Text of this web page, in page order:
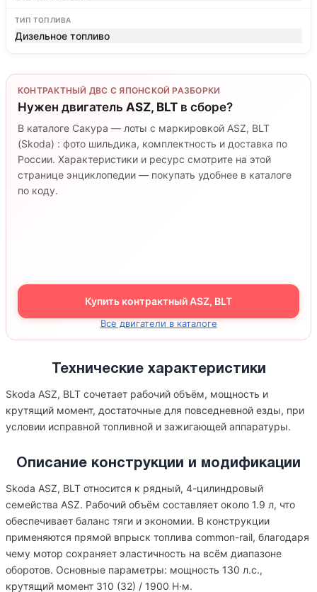
ТИП ТОПЛИВА
Дизельное топливо
КОНТРАКТНЫЙ ДВС С ЯПОНСКОЙ РАЗБОРКИ
Нужен двигатель ASZ, BLT в сборе?
В каталоге Сакура — лоты с маркировкой ASZ, BLT
(Skoda) : фото шильдика, комплектность и доставка по
России. Характеристики и ресурс смотрите на этой
странице энциклопедии — покупать удобнее в каталоге
по коду.
Купить контрактный ASZ, BLT
Все двигатели в каталоге
Технические характеристики
Skoda ASZ, BLT сочетает рабочий объём, мощность и
крутящий момент, достаточные для повседневной езды, при
условии исправной топливной и зажигающей аппаратуры.
Описание конструкции и модификации
Skoda ASZ, BLT относится к рядный, 4-цилиндровый
семейства ASZ. Рабочий объём составляет около 1.9 л, что
обеспечивает баланс тяги и экономии. В конструкции
применяются прямой впрыск топлива common-rail, благодаря
чему мотор сохраняет эластичность на всём диапазоне
оборотов. Основные параметры: мощность 130 л.с.,
крутящий момент 310 (32) / 1900 Н·м.